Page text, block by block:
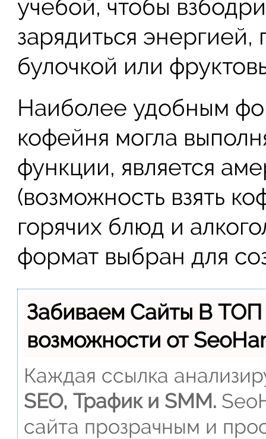
учебой, чтобы
зарядиться
булочкой или
Наиболее удобным
кофейня могла
функции, является
(возможность взять
горячих блюд и
формат выбран для
Забиваем Сайты В
возможности от
Каждая ссылка
SEO, Трафик и SMM.
сайта прозрачным и